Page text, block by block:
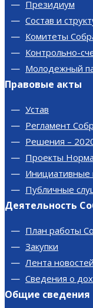
Президиум
Состав и
Комитеты
Контрольно-
Молодежный
Правовые акты
Устав
Регламент
Решения –
Проекты
Инициативные
Публичные
Деятельность
План работы
Закупки
Лента новостей
Сведения о
Общие сведения